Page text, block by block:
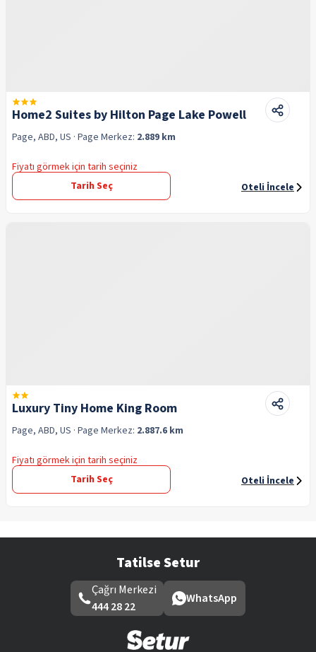
Home2 Suites by Hilton Page Lake Powell
Page, ABD, US · Page Merkez: 2.889 km
Fiyatı görmek için tarih seçiniz
Tarih Seç
Oteli İncele
Luxury Tiny Home King Room
Page, ABD, US · Page Merkez: 2.887.6 km
Fiyatı görmek için tarih seçiniz
Tarih Seç
Oteli İncele
Tatilse Setur
Çağrı Merkezi
444 28 22
WhatsApp